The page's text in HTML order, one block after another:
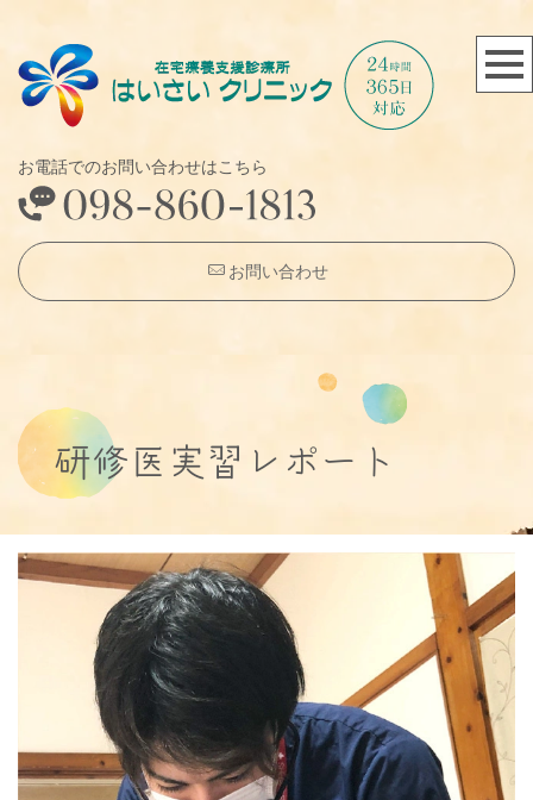
お電話でのお問い合わせはこちら
お問い合わせ
研修医実習レポート